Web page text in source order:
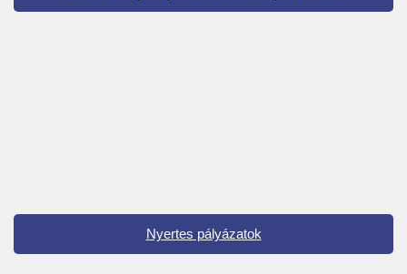
Nyertes pályázatok